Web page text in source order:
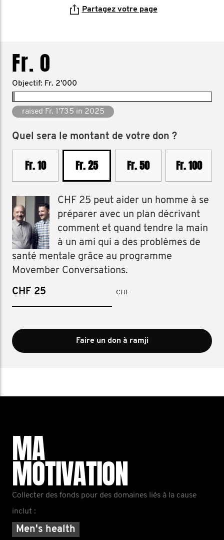
Partagez votre page
Fr. 0
Objectif: Fr. 2'000
raised Fr. 17'578 since 2012
Quel sera le montant de votre don ?
Fr. 10 Fr. 25 Fr. 50 Fr. 100
CHF 25 peut aider un homme à se
préparer avec un plan décrivant
comment et quand tendre la main
à un ami qui a des problèmes de
santé mentale grâce au programme
Movember Conversations.
CHF CHF
Faire un don à ramji
MA
MOTIVATION
Collecter des fonds pour des domaines liés à la cause
inclut :
Men's health